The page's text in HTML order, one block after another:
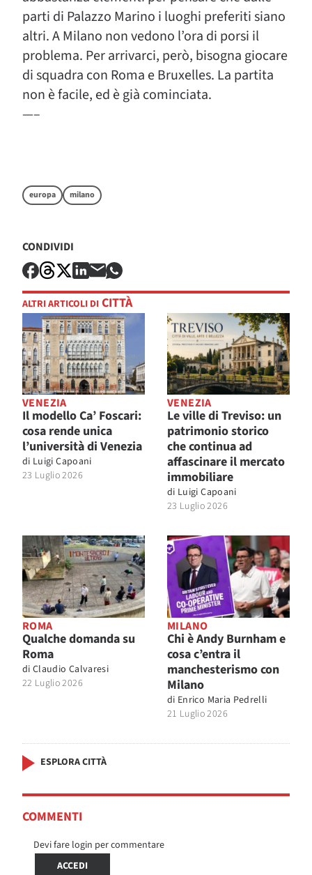
parti di Palazzo Marino i luoghi preferiti siano
altri. A Milano non vedono l’ora di porsi il
problema. Per arrivarci, però, bisogna giocare
di squadra con Roma e Bruxelles. La partita
non è facile, ed è già cominciata.
—–
europa milano
CONDIVIDI
ALTRI ARTICOLI DI CITTÀ
VENEZIA
Il modello Ca’ Foscari:
cosa rende unica
l’università di Venezia
di Luigi Capoani
23 Luglio 2026
VENEZIA
Le ville di Treviso: un
patrimonio storico
che continua ad
affascinare il mercato
immobiliare
di Luigi Capoani
23 Luglio 2026
ROMA
Qualche domanda su
Roma
di Claudio Calvaresi
22 Luglio 2026
MILANO
Chi è Andy Burnham e
cosa c’entra il
manchesterismo con
Milano
di Enrico Maria Pedrelli
21 Luglio 2026
ESPLORA CITTÀ
COMMENTI
Devi fare login per commentare
ACCEDI